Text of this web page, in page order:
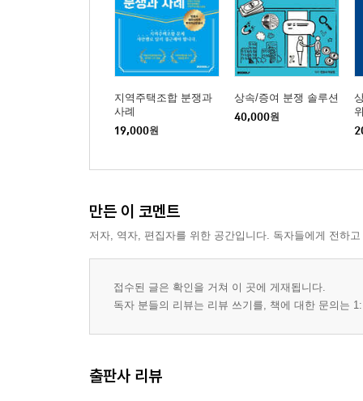
ⅩⅩⅩⅥ. 합의 성관계 후 성폭행 고소, 무고죄와 손
ⅩⅩⅩⅦ. 억울하게 성범죄 고소와 신고를 당한 경
ⅩⅩⅩⅧ. 성범죄, 스토킹 범죄에 관하여
ⅩⅩⅩⅨ. 성범죄 주거침입 및 명예훼손에 관한 최
ⅩL. 성추행 사건에 관한 올바른 접근 방향
ⅩLI. 성폭력처벌법 위반 사례 검토
ⅩLII. 통신매체이용음란(통매음)에 관하여
ⅩLⅥ. 무혐의, 무죄를 받으려면
ⅩLⅦ. 성범죄에 대한 적정한 대응 1
ⅩLⅧ. 성범죄에 대한 적정한 대응 2
ⅩLⅨ. 공무원, 음주운전, 성범죄 당연퇴직, 결격사
L. 성매수, 의제강간 사건이라면
LⅢ. 피해자 주장만으로 유죄
LⅣ. 몰카 범죄에 처벌 가능 여부
지역주택조합 분쟁과
사례
19,000원
상속/증여 분쟁 솔루션
40,000원
만든 이 코멘트
저자, 역자, 편집자를 위한 공간입니다. 독자들에게 전하
접수된 글은 확인을 거쳐 이 곳에 게재됩니다.
독자 분들의 리뷰는 리뷰 쓰기를, 책에 대한 문의는
출판사 리뷰